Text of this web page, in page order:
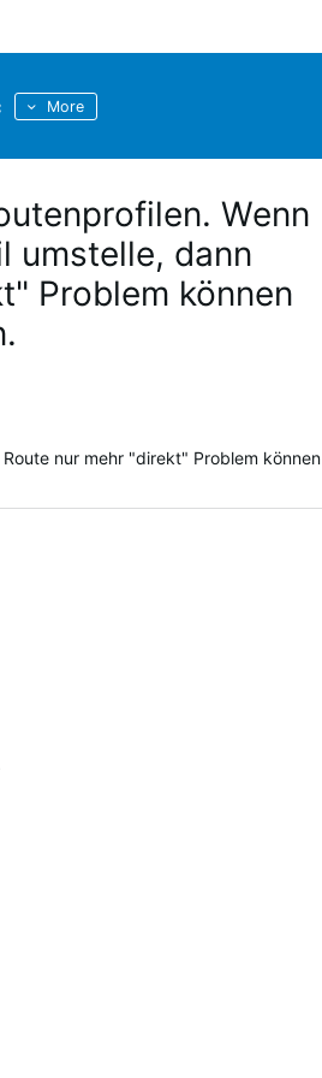
More
Wenn
umstelle, dann
Problem können
nur mehr "direkt" Problem können